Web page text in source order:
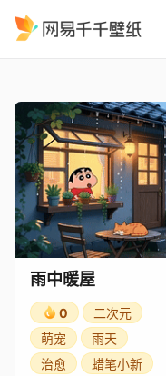
雨中暖屋
0
二次元
萌宠
雨天
治愈
蜡笔小新